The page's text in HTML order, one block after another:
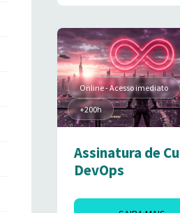
Online - Acesso imediato
+200h
Assinatura de
DevOps